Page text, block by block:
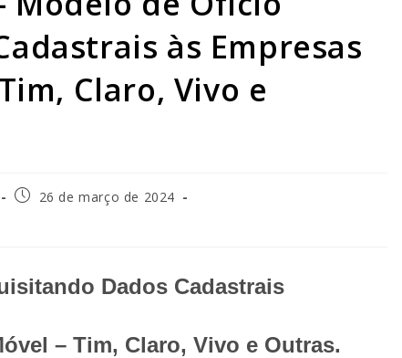
às Empresas
Claro, Vivo e
26 de março de 2024
Dados Cadastrais
– Tim, Claro, Vivo e Outras.